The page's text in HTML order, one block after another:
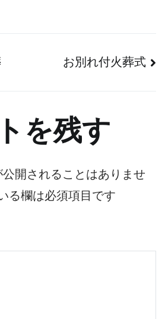
お別れ付火葬式
を残す
開されることはありませ
る欄は必須項目です